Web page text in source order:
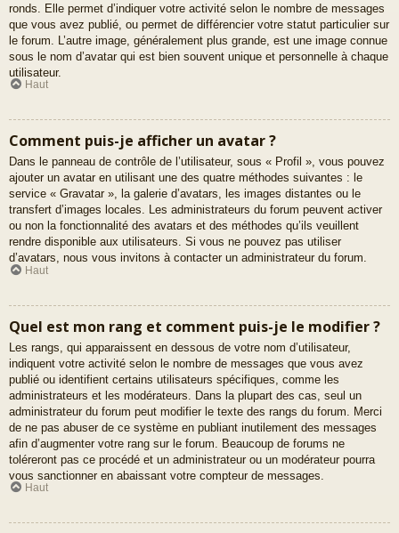
ronds. Elle permet d’indiquer votre activité selon le nombre de messages
que vous avez publié, ou permet de différencier votre statut particulier sur
le forum. L’autre image, généralement plus grande, est une image connue
sous le nom d’avatar qui est bien souvent unique et personnelle à chaque
utilisateur.
Haut
Comment puis-je afficher un avatar ?
Dans le panneau de contrôle de l’utilisateur, sous « Profil », vous pouvez
ajouter un avatar en utilisant une des quatre méthodes suivantes : le
service « Gravatar », la galerie d’avatars, les images distantes ou le
transfert d’images locales. Les administrateurs du forum peuvent activer
ou non la fonctionnalité des avatars et des méthodes qu’ils veuillent
rendre disponible aux utilisateurs. Si vous ne pouvez pas utiliser
d’avatars, nous vous invitons à contacter un administrateur du forum.
Haut
Quel est mon rang et comment puis-je le modifier ?
Les rangs, qui apparaissent en dessous de votre nom d’utilisateur,
indiquent votre activité selon le nombre de messages que vous avez
publié ou identifient certains utilisateurs spécifiques, comme les
administrateurs et les modérateurs. Dans la plupart des cas, seul un
administrateur du forum peut modifier le texte des rangs du forum. Merci
de ne pas abuser de ce système en publiant inutilement des messages
afin d’augmenter votre rang sur le forum. Beaucoup de forums ne
toléreront pas ce procédé et un administrateur ou un modérateur pourra
vous sanctionner en abaissant votre compteur de messages.
Haut